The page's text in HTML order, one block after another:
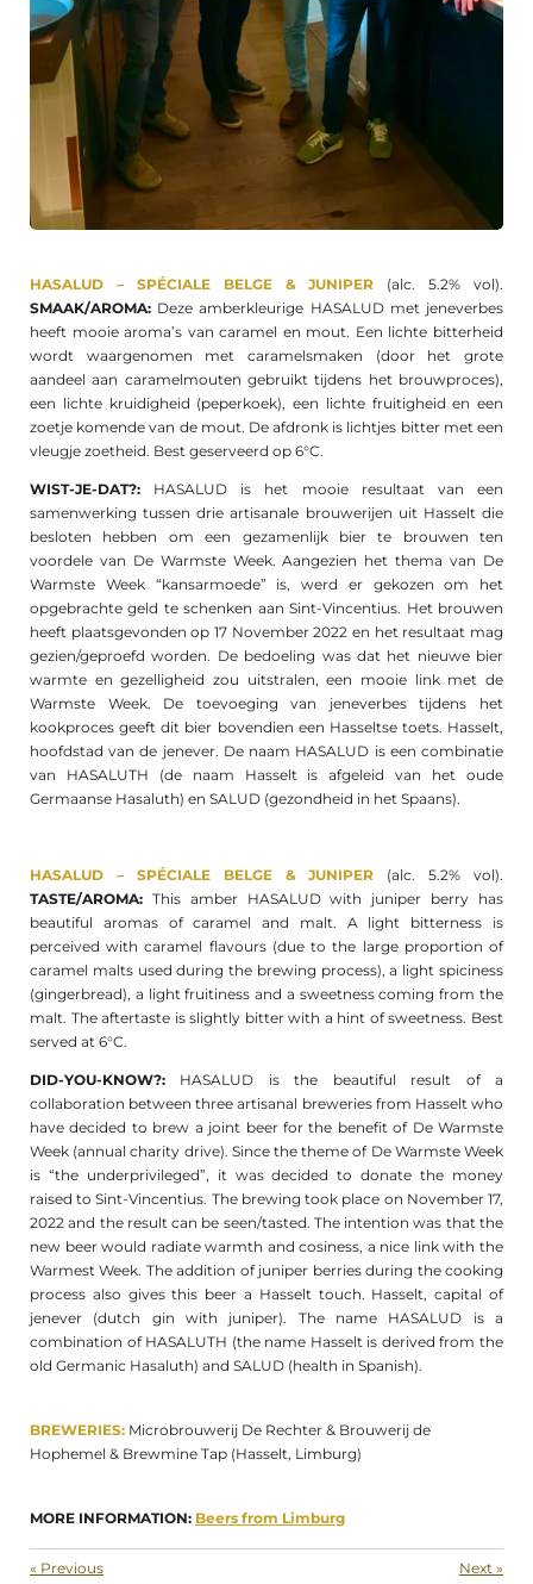
HASALUD – SPÉCIALE BELGE & JUNIPER (alc. 5.2% vol).
SMAAK/AROMA: Deze amberkleurige HASALUD met jeneverbes
heeft mooie aroma’s van caramel en mout. Een lichte bitterheid
wordt waargenomen met caramelsmaken (door het grote
aandeel aan caramelmouten gebruikt tijdens het brouwproces),
een lichte kruidigheid (peperkoek), een lichte fruitigheid en een
zoetje komende van de mout. De afdronk is lichtjes bitter met een
vleugje zoetheid. Best geserveerd op 6°C.
WIST-JE-DAT?: HASALUD is het mooie resultaat van een
samenwerking tussen drie artisanale brouwerijen uit Hasselt die
besloten hebben om een gezamenlijk bier te brouwen ten
voordele van De Warmste Week. Aangezien het thema van De
Warmste Week “kansarmoede” is, werd er gekozen om het
opgebrachte geld te schenken aan Sint-Vincentius. Het brouwen
heeft plaatsgevonden op 17 November 2022 en het resultaat mag
gezien/geproefd worden. De bedoeling was dat het nieuwe bier
warmte en gezelligheid zou uitstralen, een mooie link met de
Warmste Week. De toevoeging van jeneverbes tijdens het
kookproces geeft dit bier bovendien een Hasseltse toets. Hasselt,
hoofdstad van de jenever. De naam HASALUD is een combinatie
van HASALUTH (de naam Hasselt is afgeleid van het oude
Germaanse Hasaluth) en SALUD (gezondheid in het Spaans).
HASALUD – SPÉCIALE BELGE & JUNIPER
(alc. 5.2% vol).
TASTE/AROMA: This amber HASALUD with juniper berry has
beautiful aromas of caramel and malt. A light bitterness is
perceived with caramel flavours (due to the large proportion of
caramel malts used during the brewing process), a light spiciness
(gingerbread), a light fruitiness and a sweetness coming from the
malt. The aftertaste is slightly bitter with a hint of sweetness. Best
served at 6°C.
DID-YOU-KNOW?: HASALUD is the beautiful result of a
collaboration between three artisanal breweries from Hasselt who
have decided to brew a joint beer for the benefit of De Warmste
Week (annual charity drive). Since the theme of De Warmste Week
is “the underprivileged”, it was decided to donate the money
raised to Sint-Vincentius. The brewing took place on November 17,
2022 and the result can be seen/tasted. The intention was that the
new beer would radiate warmth and cosiness, a nice link with the
Warmest Week. The addition of juniper berries during the cooking
process also gives this beer a Hasselt touch. Hasselt, capital of
jenever (dutch gin with juniper). The name HASALUD is a
combination of HASALUTH (the name Hasselt is derived from the
old Germanic Hasaluth) and SALUD (health in Spanish).
BREWERIES: Microbrouwerij De Rechter & Brouwerij de
Hophemel & Brewmine Tap (Hasselt, Limburg)
MORE INFORMATION: Beers from Limburg
« Previous Next »